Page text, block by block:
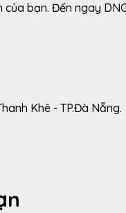
bạn. Đến ngay
Khê - TP.Đà Nẵng.